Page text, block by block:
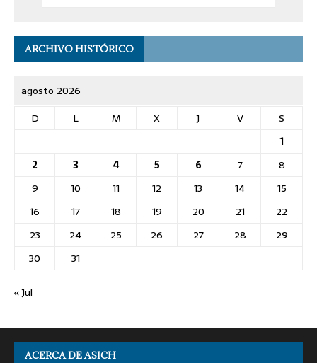
ARCHIVO HISTÓRICO
agosto 2026
D
L M X J V
S
1
2
3 4 5 6 7
8
9
10 11 12 13 14
15
16
17 18 19 20 21
22
23
24 25 26 27 28
29
30
31
« Jul
ACERCA DE ASICH